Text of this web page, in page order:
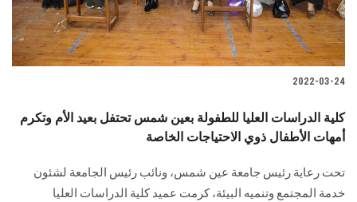
2022-03-24
كلية الدراسات العليا للطفولة بعين شمس تحتفل بعيد الأم وتكرم
أمهات الأطفال ذوي الاحتياجات الخاصة
تحت رعاية رئيس جامعة عين شمس، ونائب رئيس الجامعة لشئون
خدمة المجتمع وتنميه البيئة، كرمت عميد كلية الدراسات العليا